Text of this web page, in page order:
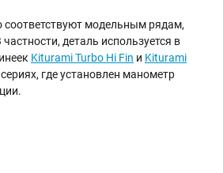
соответствуют модельным рядам,
деталь используется в
Kiturami Turbo Hi Fin и Kiturami
где установлен манометр